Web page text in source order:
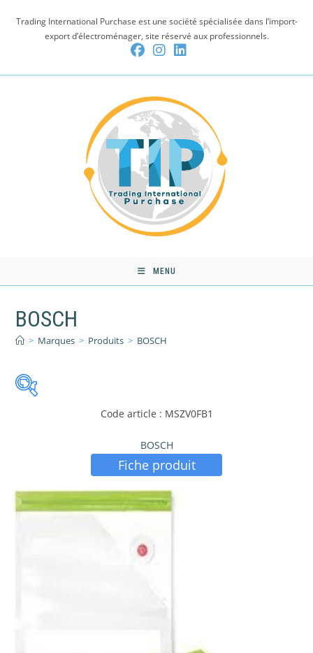
Trading International Purchase est une société spécialisée dans l’import-
export d’électroménager, site réservé aux professionnels.
MENU
BOSCH
> Marques > Produits > BOSCH
Catégories de produits
Accessoires et Consommables
Confort de la Maison(8)
Domotique et Electricité(2)
Petit Electroménager
Code article : MSZV0FB1
BOSCH
Fiche produit